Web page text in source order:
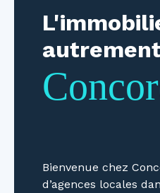
Bienvenue chez
d’agences locales